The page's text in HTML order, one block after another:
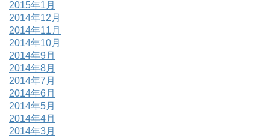
2015年1月
2014年12月
2014年11月
2014年10月
2014年9月
2014年8月
2014年7月
2014年6月
2014年5月
2014年4月
2014年3月